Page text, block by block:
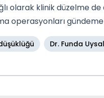
olarak klinik düzelme de
operasyonları
Dr. Funda Uysal